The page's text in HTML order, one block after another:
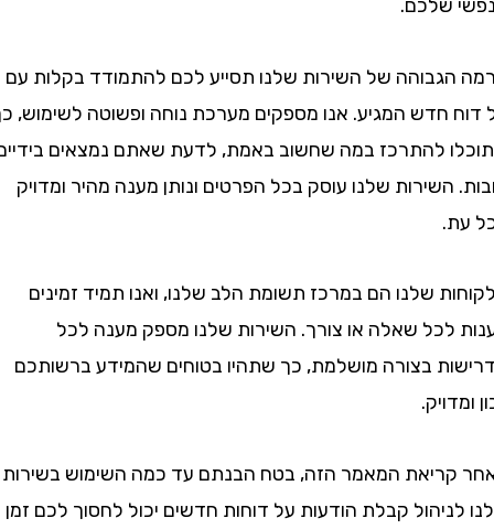
שלכם.
של השירות שלנו תסייע לכם להתמודד בקלות עם
חדש המגיע. אנו מספקים מערכת נוחה ופשוטה לשימוש, כך
להתרכז במה שחשוב באמת, לדעת שאתם נמצאים בידיים
שלנו עוסק בכל הפרטים ונותן מענה מהיר ומדויק
שלנו הם במרכז תשומת הלב שלנו, ואנו תמיד זמינים
שאלה או צורך. השירות שלנו מספק מענה לכל
בצורה מושלמת, כך שתהיו בטוחים שהמידע ברשותכם
המאמר הזה, בטח הבנתם עד כמה השימוש בשירות
קבלת הודעות על דוחות חדשים יכול לחסוך לכם זמן